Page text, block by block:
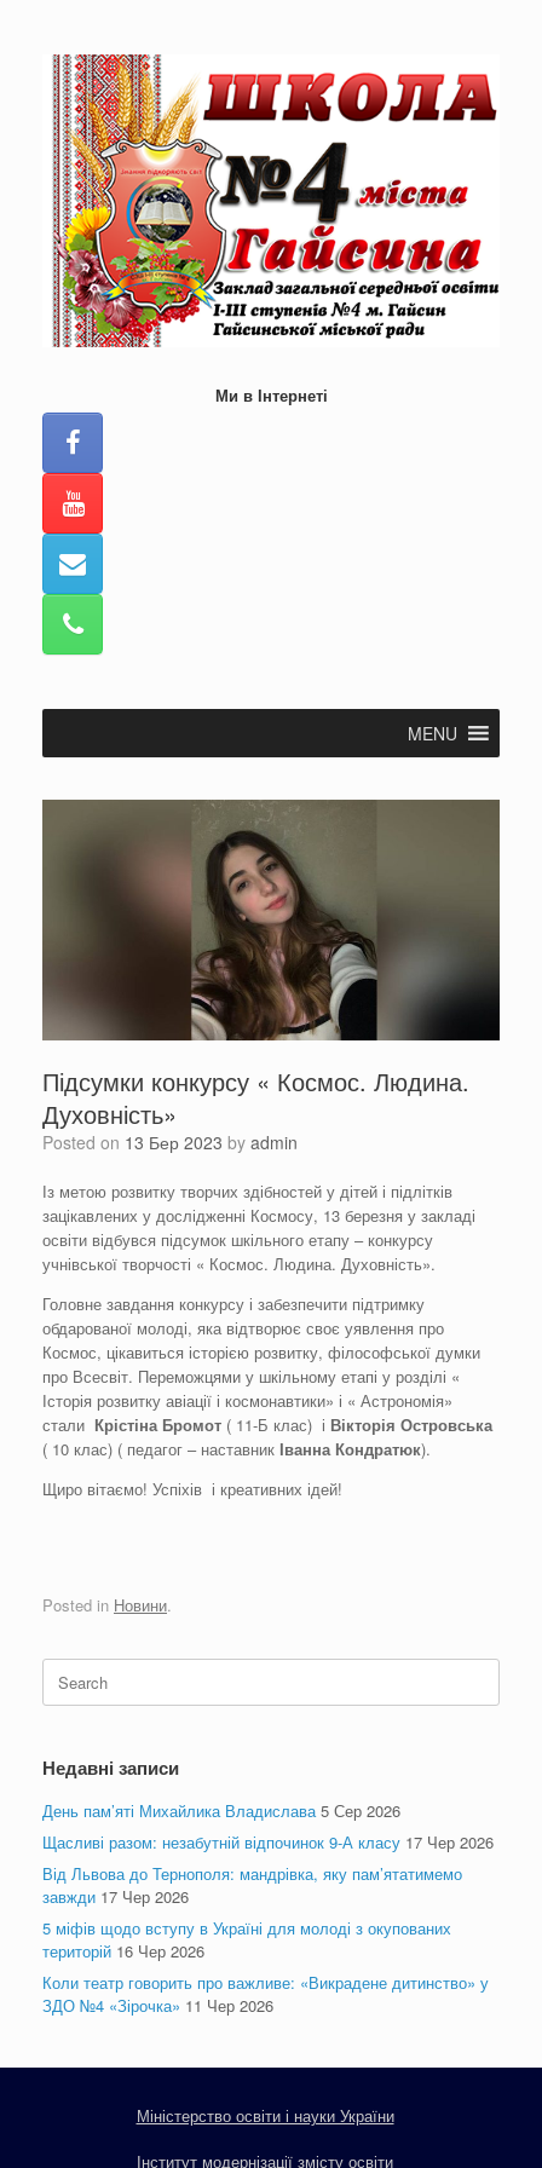
Ми в Інтернеті
MENU
Підсумки конкурсу « Космос. Людина.
Духовність»
Posted on 13 Бер 2023 by admin
Із метою розвитку творчих здібностей у дітей і підлітків
зацікавлених у дослідженні Космосу, 13 березня у закладі
освіти відбувся підсумок шкільного етапу – конкурсу
учнівської творчості « Космос. Людина. Духовність».
Головне завдання конкурсу і забезпечити підтримку
обдарованої молоді, яка відтворює своє уявлення про
Космос, цікавиться історією розвитку, філософської думки
про Всесвіт. Переможцями у шкільному етапі у розділі «
Історія розвитку авіації і космонавтики» і « Астрономія»
стали КрістінаБромот ( 11-Б клас) і Вікторія Островська
( 10 клас) ( педагог – наставник Іванна Кондратюк).
Щиро вітаємо! Успіхів і креативних ідей!
Posted in Новини.
Search
for:
Недавні записи
День пам’яті Михайлика Владислава 5 Сер 2026
Щасливі разом: незабутній відпочинок 9-А класу 17 Чер 2026
Від Львова до Тернополя: мандрівка, яку пам’ятатимемо
завжди 17 Чер 2026
5 міфів щодо вступу в Україні для молоді з окупованих
територій 16 Чер 2026
Коли театр говорить про важливе: «Викрадене дитинство» у
ЗДО №4 «Зірочка» 11 Чер 2026
Міністерство освіти і науки України
Інститут модернізації змісту освіти